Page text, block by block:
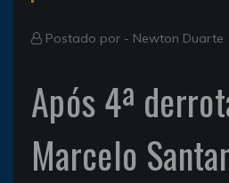
Postado por - Newton Duarte
Após 4ª
Marcelo